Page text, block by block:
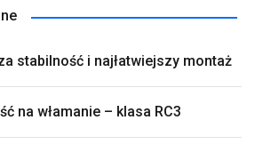
stabilność i najłatwiejszy montaż
na włamanie – klasa RC3